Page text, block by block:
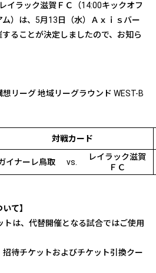
イラック滋賀ＦＣ（14:00キックオフ
）は、5月13日（水）Ａｘｉｓバー
ることが決定しましたので、お知ら
リーグ 地域リーグラウンド WEST-B
対戦カード
イナーレ鳥取 vs.
レイラック滋賀
ＦＣ
て】
トは、代替開催となる試合ではご使用
待チケットおよびチケット引換クー